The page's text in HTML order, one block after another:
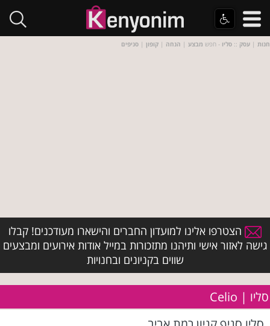
חנות | עסק :: סליו - חפש מבצע | הנחה | קופון | סניפים
הצטרפו אלינו למועדון החברים והישארו מעודכנים! קבלו
גישה לאזור אישי ותיהנו מתזכורות במייל אודות אירועים ומבצעים
שווים בקניונים ובחנויות
סליו | Celio